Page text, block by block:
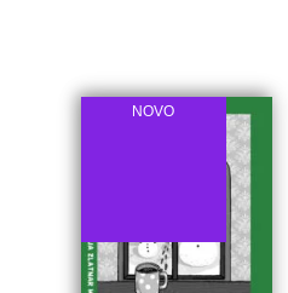
NOVO